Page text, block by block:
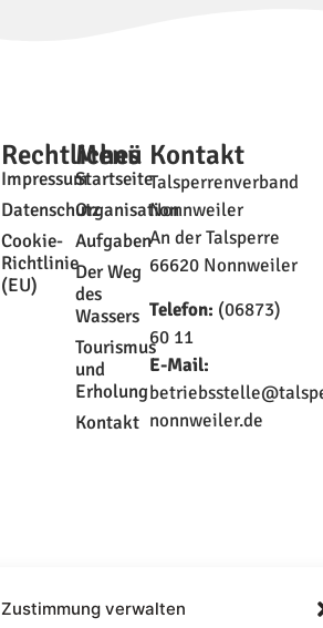
Zustimmung verwalten
Menü
Startseite
Organisation
Aufgaben
Der Weg
des
Wassers
Tourismus
und
Erholung
Kontakt
Rechtliches
Impressum
Datenschutz
Cookie-
Richtlinie
(EU)
Kontakt
Talsperrenverband
Nonnweiler
An der Talsperre
66620 Nonnweiler
Telefon: (06873)
60 11
E-Mail:
nonnweiler.de